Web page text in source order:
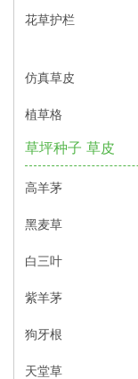
花草护栏
仿真草皮
植草格
草坪种子 草皮
高羊茅
黑麦草
白三叶
紫羊茅
狗牙根
天堂草